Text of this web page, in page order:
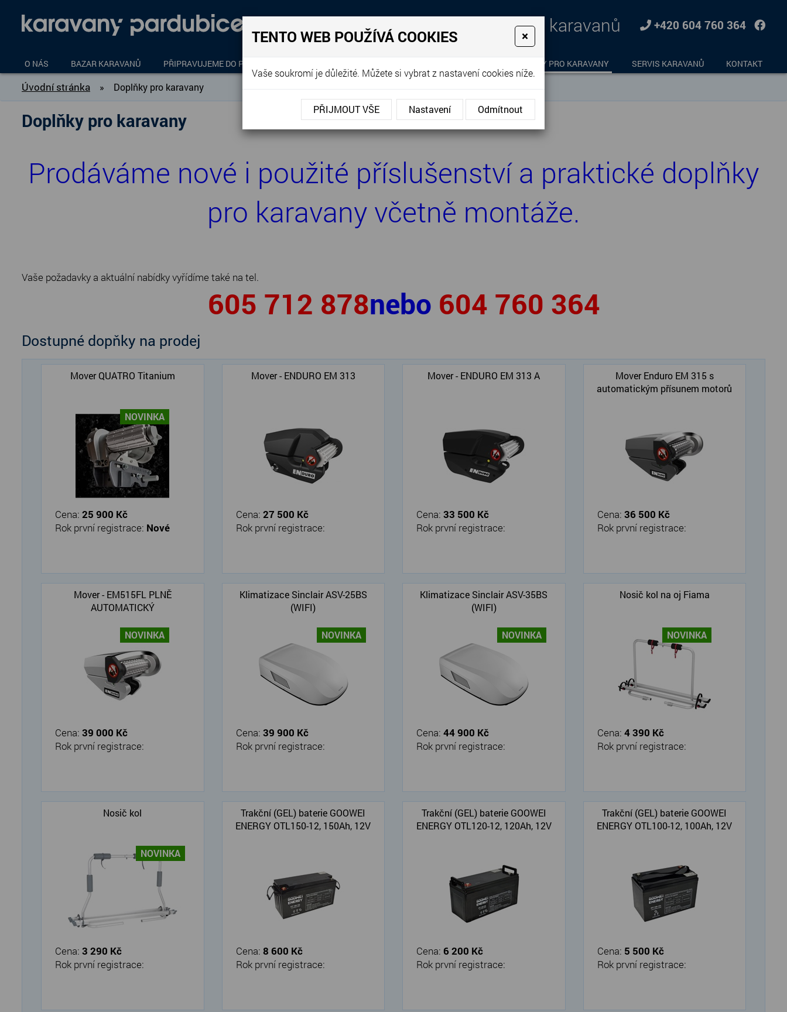
Prodej, dovoz, výkup a pronájem karavanů +420 604 760 364
O NÁS BAZAR KARAVANŮ PŘIPRAVUJEME DO PRODEJE DOPLŇKY PRO KARAVANY SERVIS KARAVANŮ KONTAKT
Úvodní stránka » Doplňky pro karavany
Doplňky pro karavany
Prodáváme nové i použité příslušenství a praktické doplňky
pro karavany včetně montáže.
Vaše požadavky a aktuální nabídky vyřídíme také na tel.
605 712 878nebo 604 760 364
Dostupné dopňky na prodej
Mover QUATRO Titanium
NOVINKA
Cena: 25 900 Kč
Rok první registrace: Nové
Mover - ENDURO EM 313
Cena: 27 500 Kč
Rok první registrace:
Mover - ENDURO EM 313 A
Cena: 33 500 Kč
Rok první registrace:
Mover Enduro EM 315 s
automatickým přísunem motorů
Cena: 36 500 Kč
Rok první registrace:
Mover - EM515FL PLNĚ
AUTOMATICKÝ
NOVINKA
Cena: 39 000 Kč
Rok první registrace:
Klimatizace Sinclair ASV-25BS
(WIFI)
NOVINKA
Cena: 39 900 Kč
Rok první registrace:
Klimatizace Sinclair ASV-35BS
(WIFI)
NOVINKA
Cena: 44 900 Kč
Rok první registrace:
Nosič kol na oj Fiama
NOVINKA
Cena: 4 390 Kč
Rok první registrace:
Nosič kol
NOVINKA
Cena: 3 290 Kč
Rok první registrace:
Trakční (GEL) baterie GOOWEI
ENERGY OTL150-12, 150Ah, 12V
Cena: 8 600 Kč
Rok první registrace:
Trakční (GEL) baterie GOOWEI
ENERGY OTL120-12, 120Ah, 12V
Cena: 6 200 Kč
Rok první registrace:
Trakční (GEL) baterie GOOWEI
ENERGY OTL100-12, 100Ah, 12V
Cena: 5 500 Kč
Rok první registrace:
TENTO WEB POUŽÍVÁ COOKIES ×
Vaše soukromí je důležité. Můžete si vybrat z nastavení cookies níže.
PŘIJMOUT VŠE Nastavení Odmítnout